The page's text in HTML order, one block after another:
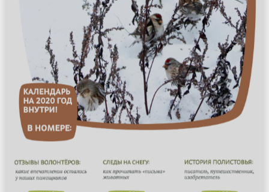
Выпуск № 4 2019.pdf